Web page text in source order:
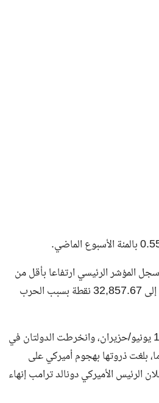
المؤشر الرئيسي ارتفاعا بأقل من
نصف نقطة مئوية (0.49%) إلى 32,857.67 نقطة بسبب الحرب
هاجمت إسرائيل إيران في 13 يونيو/حزيران، وانخرطت الدولتان في
استمرت 12 يوما، بلغت ذروتها بهجوم أميركي على
الرئيس الأميركي دونالد ترامب إنهاء